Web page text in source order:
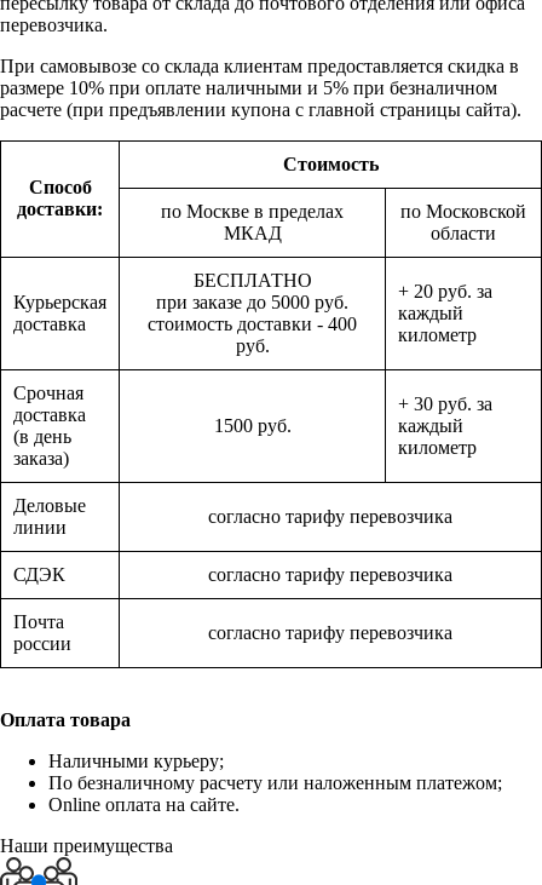
перевозчика.
При самовывозе со склада клиентам предоставляется скидка в
размере 10% при оплате наличными и 5% при безналичном
расчете (при предъявлении купона с главной страницы сайта).
Способ
доставки:
Стоимость
по Москве в пределах
МКАД
по Московской
области
Курьерская
доставка
БЕСПЛАТНО
при заказе до 5000 руб.
стоимость доставки - 400
руб.
+ 20 руб. за
каждый
километр
Срочная
доставка
(в день
заказа)
1500 руб.
+ 30 руб. за
каждый
километр
Деловые
линии
согласно тарифу перевозчика
СДЭК согласно тарифу перевозчика
Почта
россии
согласно тарифу перевозчика
Оплата товара
Наличными курьеру;
По безналичному расчету или наложенным платежом;
Online оплата на сайте.
Наши преимущества